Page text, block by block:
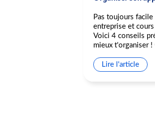
Pas toujours
entreprise et cours
Voici 4 conseils
mieux t'organiser !
Lire l'article